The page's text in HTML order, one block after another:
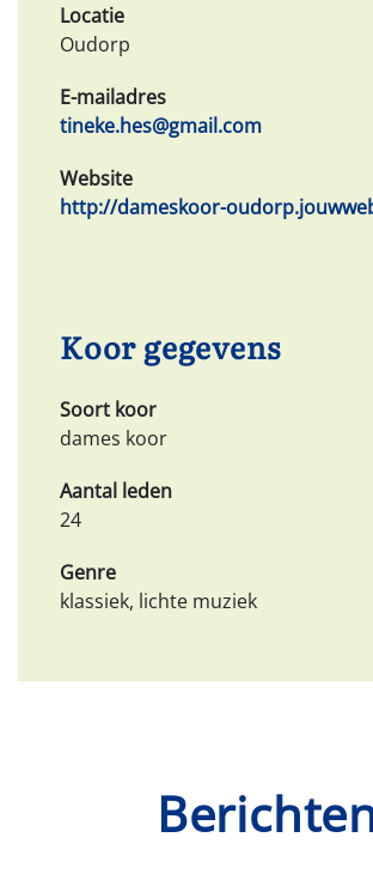
Locatie
Oudorp
E-mailadres
tineke.hes@gmail.com
Website
http://dameskoor-
Koor gegevens
Soort koor
dames koor
Aantal leden
24
Genre
klassiek, lichte muziek